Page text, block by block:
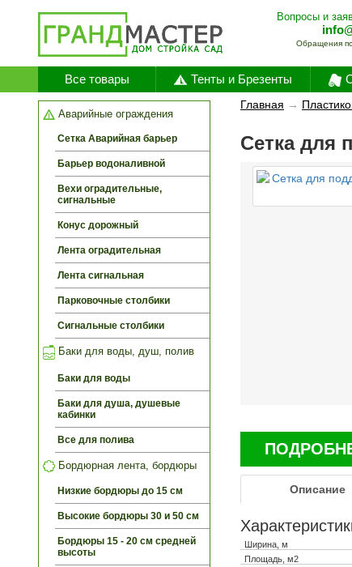
Вопросы и
Обращения
Все товары Тенты и Брезенты
Аварийные ограждения
Сетка Аварийная барьер
Барьер водоналивной
Вехи оградительные,
сигнальные
Конус дорожный
Лента оградительная
Лента сигнальная
Парковочные столбики
Сигнальные столбики
Баки для воды, душ, полив
Баки для воды
Баки для душа, душевые
кабинки
Все для полива
Бордюрная лента, бордюры
Низкие бордюры до 15 см
Высокие бордюры 30 и 50 см
Бордюры 15 - 20 см средней
высоты
Главная →
Сетка для
Описание
Ширина, м
Площадь, м2